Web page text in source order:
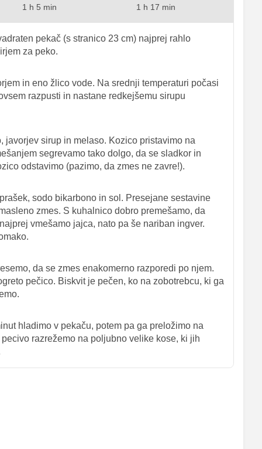
1 h 5 min
1 h 17 min
pekač (s stranico 23 cm) najprej rahlo
za peko.
in eno žlico vode. Na srednji temperaturi počasi
razpusti in nastane redkejšemu sirupu
javorjev sirup in melaso. Kozico pristavimo na
segrevamo tako dolgo, da se sladkor in
odstavimo (pazimo, da zmes ne zavre!).
sodo bikarbono in sol. Presejane sestavine
zmes. S kuhalnico dobro premešamo, da
vmešamo jajca, nato pa še nariban ingver.
da se zmes enakomerno razporedi po njem.
pečico. Biskvit je pečen, ko na zobotrebcu, ki ga
hladimo v pekaču, potem pa ga preložimo na
razrežemo na poljubno velike kose, ki jih